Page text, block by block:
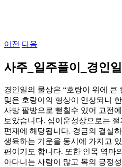
이전 다음
사주_일주풀이_경인일
경인일의 물상은 “호랑이 위에 큰
맞은 호랑이의 형상이 연상되니
사방 팔방으로 뻗칠수 있어 고전
보았습니다. 십이운성상으로는
편재에 해당됩니다. 경금의 결실
생육하는 기운을 동시에 가지고
편이기도 합니다. 또한 인목 역마
아다니는 사람이 많고 목의 긍정